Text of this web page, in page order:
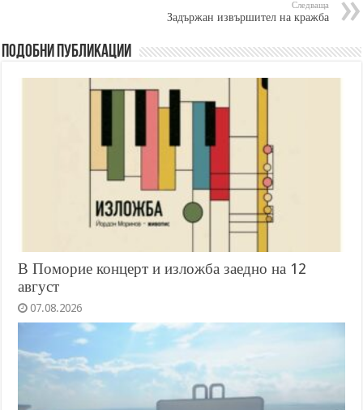
Следваща
Задържан извършител на кражба
Подобни публикации
В Поморие концерт и изложба заедно на 12
август
07.08.2026